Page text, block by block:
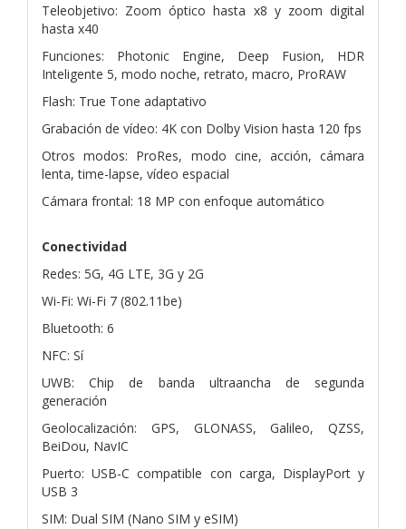
Teleobjetivo: Zoom óptico hasta x8 y zoom digital
hasta x40
Funciones: Photonic Engine, Deep Fusion, HDR
Inteligente 5, modo noche, retrato, macro, ProRAW
Flash: True Tone adaptativo
Grabación de vídeo: 4K con Dolby Vision hasta 120 fps
Otros modos: ProRes, modo cine, acción, cámara
lenta, time-lapse, vídeo espacial
Cámara frontal: 18 MP con enfoque automático
Conectividad
Redes: 5G, 4G LTE, 3G y 2G
Wi-Fi: Wi-Fi 7 (802.11be)
Bluetooth: 6
NFC: Sí
UWB: Chip de banda ultraancha de segunda
generación
Geolocalización: GPS, GLONASS, Galileo, QZSS,
BeiDou, NavIC
Puerto: USB-C compatible con carga, DisplayPort y
USB 3
SIM: Dual SIM (Nano SIM y eSIM)